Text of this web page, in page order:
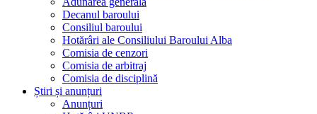
Decanul baroului
Consiliul baroului
Hotărâri ale Consiliului Baroului Alba
Comisia de cenzori
Comisia de arbitraj
Comisia de disciplină
Știri și anunțuri
Anunțuri